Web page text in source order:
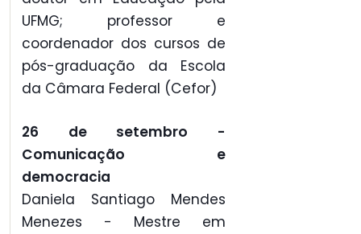
UFMG; professor e
coordenador dos cursos de
pós-graduação da Escola
da Câmara Federal (Cefor)
26 de setembro -
Comunicação e
democracia
Daniela Santiago Mendes
Menezes - Mestre em